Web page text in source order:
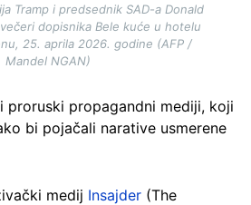
Tramp i predsednik SAD-a Donald
dopisnika Bele kuće u hotelu
25. aprila 2026. godine (AFP /
Mandel NGAN)
proruski propagandni mediji, koji
bi pojačali narative usmerene
medij Insajder (The